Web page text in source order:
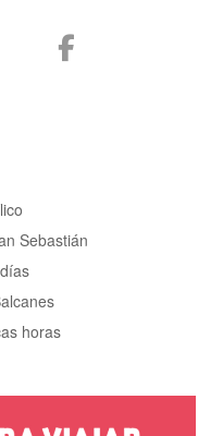
Sebastián
horas